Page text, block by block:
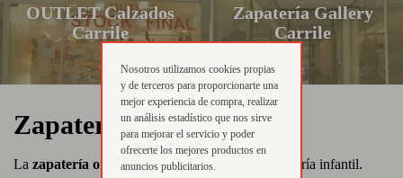
OUTLET Calzados
Carrile
Zapatería Gallery
Carrile
Zapaterías Carrilé
La zapatería online Carriléno es solo una zapatería infantil.
Nosotros utilizamos cookies propias
y de terceros para proporcionarte una
mejor experiencia de compra, realizar
un análisis estadístico que nos sirve
para mejorar el servicio y poder
ofrecerte los mejores productos en
anuncios publicitarios.